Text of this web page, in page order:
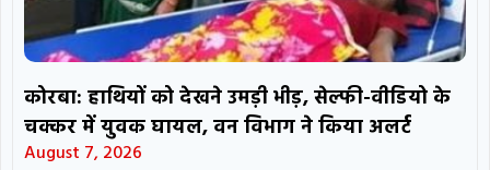
कोरबा: हाथियों को देखने उमड़ी भीड़, सेल्फी-वीडियो के
चक्कर में युवक घायल, वन विभाग ने किया अलर्ट
August 7, 2026